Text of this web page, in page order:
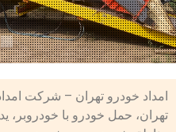
تهران، حمل خودرو با